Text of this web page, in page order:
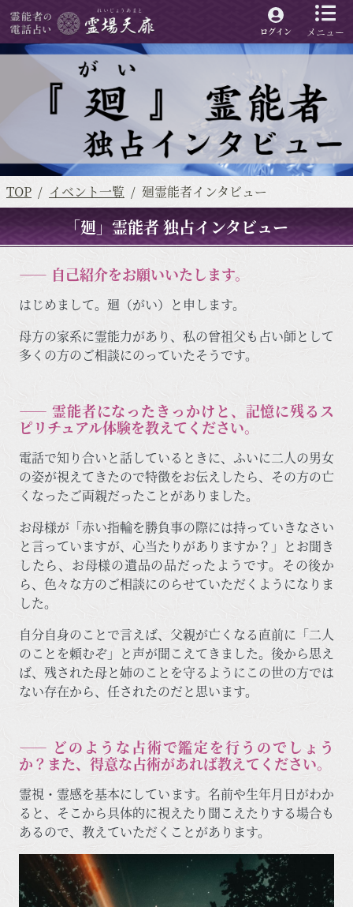
メニュー
ログイン
TOP イベント一覧 廻霊能者インタビュー
「廻」霊能者 独占インタビュー
―― 自己紹介をお願いいたします。
はじめまして。廻（がい）と申します。
母方の家系に霊能力があり、私の曾祖父も占い師として
多くの方のご相談にのっていたそうです。
―― 霊能者になったきっかけと、記憶に残るス
ピリチュアル体験を教えてください。
電話で知り合いと話しているときに、ふいに二人の男女
の姿が視えてきたので特徴をお伝えしたら、その方の亡
くなったご両親だったことがありました。
お母様が「赤い指輪を勝負事の際には持っていきなさい
と言っていますが、心当たりがありますか？」とお聞き
したら、お母様の遺品の品だったようです。その後か
ら、色々な方のご相談にのらせていただくようになりま
した。
自分自身のことで言えば、父親が亡くなる直前に「二人
のことを頼むぞ」と声が聞こえてきました。後から思え
ば、残された母と姉のことを守るようにこの世の方では
ない存在から、任されたのだと思います。
―― どのような占術で鑑定を行うのでしょう
か？また、得意な占術があれば教えてください。
霊視・霊感を基本にしています。名前や生年月日がわか
ると、そこから具体的に視えたり聞こえたりする場合も
あるので、教えていただくことがあります。